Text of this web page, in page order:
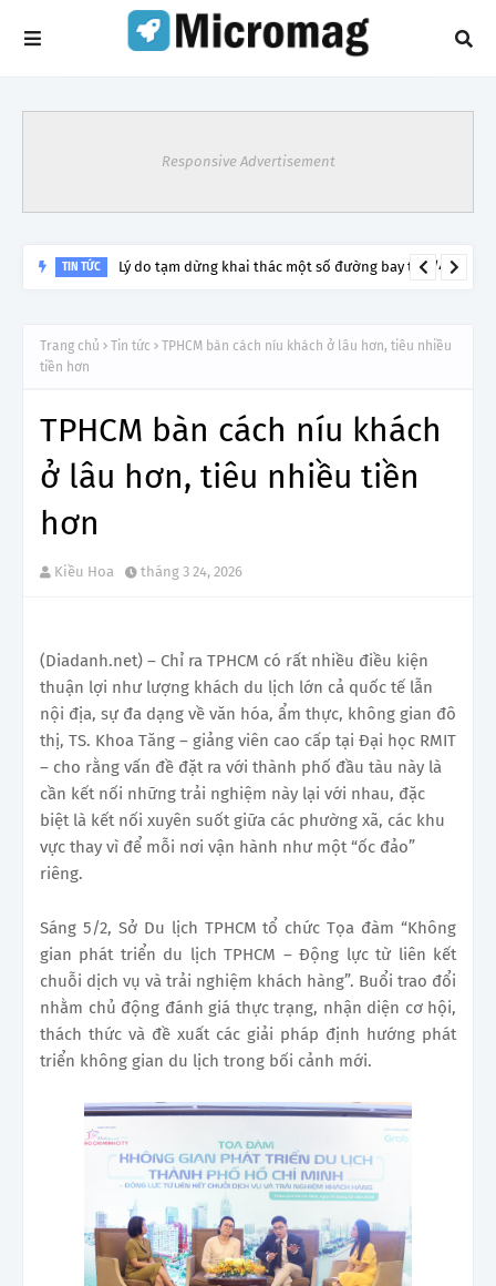
Responsive Advertisement
TIN TỨC Lý do tạm dừng khai thác một số đường bay từ 1/4
Trang chủ Tin tức
TPHCM bàn cách níu khách ở lâu hơn, tiêu nhiều
tiền hơn
TPHCM bàn cách níu khách
ở lâu hơn, tiêu nhiều tiền
hơn
Kiều Hoa tháng 3 24, 2026
(Diadanh.net) – Chỉ ra TPHCM có rất nhiều điều kiện
thuận lợi như lượng khách du lịch lớn cả quốc tế lẫn
nội địa, sự đa dạng về văn hóa, ẩm thực, không gian đô
thị, TS. Khoa Tăng – giảng viên cao cấp tại Đại học RMIT
– cho rằng vấn đề đặt ra với thành phố đầu tàu này là
cần kết nối những trải nghiệm này lại với nhau, đặc
biệt là kết nối xuyên suốt giữa các phường xã, các khu
vực thay vì để mỗi nơi vận hành như một “ốc đảo”
riêng.
Sáng 5/2, Sở Du lịch TPHCM tổ chức Tọa đàm “Không
gian phát triển du lịch TPHCM – Động lực từ liên kết
chuỗi dịch vụ và trải nghiệm khách hàng”. Buổi trao đổi
nhằm chủ động đánh giá thực trạng, nhận diện cơ hội,
thách thức và đề xuất các giải pháp định hướng phát
triển không gian du lịch trong bối cảnh mới.